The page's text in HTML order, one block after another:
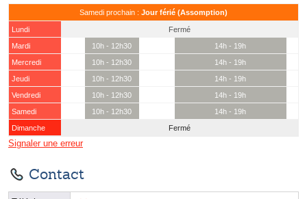
Samedi prochain : Jour férié (Assomption)
Lundi
Fermé
Mardi
10h - 12h30
14h - 19h
Mercredi
10h - 12h30
14h - 19h
Jeudi
10h - 12h30
14h - 19h
Vendredi
10h - 12h30
14h - 19h
Samedi
10h - 12h30
14h - 19h
Dimanche
Fermé
Signaler une erreur
Contact